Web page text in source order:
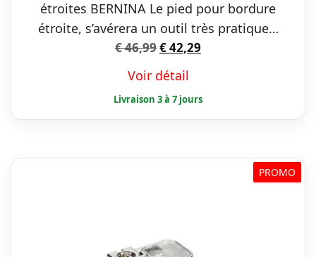
étroites BERNINA Le pied pour bordure
étroite, s’avérera un outil très pratique…
€46,99Le
initial
était :
€ 46,99.
€42,29
est :
€ 42,29.
Voir détail
PROMO